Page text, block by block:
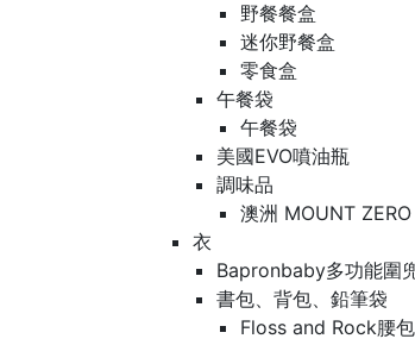
野餐餐盒
迷你野餐盒
零食盒
午餐袋
午餐袋
美國EVO噴油瓶
調味品
澳洲 MOUNT
衣
Bapronbaby多功能圍
書包、背包、鉛筆袋
Floss and Rock腰包